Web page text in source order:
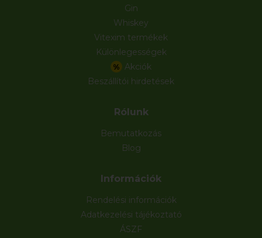
Gin
Whiskey
Vitexim termékek
Különlegességek
% Akciók
Beszállítói hirdetések
Rólunk
Bemutatkozás
Blog
Információk
Rendelési információk
Adatkezelési tájékoztató
ÁSZF